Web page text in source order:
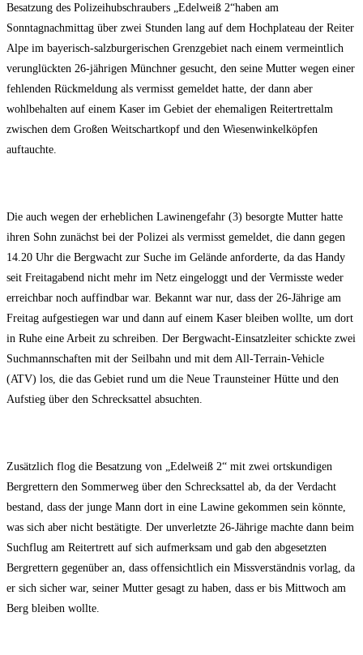
Besatzung des Polizeihubschraubers „Edelweiß 2“haben am
Sonntagnachmittag über zwei Stunden lang auf dem Hochplateau der Reiter
Alpe im bayerisch-salzburgerischen Grenzgebiet nach einem vermeintlich
verunglückten 26-jährigen Münchner gesucht, den seine Mutter wegen einer
fehlenden Rückmeldung als vermisst gemeldet hatte, der dann aber
wohlbehalten auf einem Kaser im Gebiet der ehemaligen Reitertrettalm
zwischen dem Großen Weitschartkopf und den Wiesenwinkelköpfen
auftauchte.
Die auch wegen der erheblichen Lawinengefahr (3) besorgte Mutter hatte
ihren Sohn zunächst bei der Polizei als vermisst gemeldet, die dann gegen
14.20 Uhr die Bergwacht zur Suche im Gelände anforderte, da das Handy
seit Freitagabend nicht mehr im Netz eingeloggt und der Vermisste weder
erreichbar noch auffindbar war. Bekannt war nur, dass der 26-Jährige am
Freitag aufgestiegen war und dann auf einem Kaser bleiben wollte, um dort
in Ruhe eine Arbeit zu schreiben. Der Bergwacht-Einsatzleiter schickte zwei
Suchmannschaften mit der Seilbahn und mit dem All-Terrain-Vehicle
(ATV) los, die das Gebiet rund um die Neue Traunsteiner Hütte und den
Aufstieg über den Schrecksattel absuchten.
Zusätzlich flog die Besatzung von „Edelweiß 2“ mit zwei ortskundigen
Bergrettern den Sommerweg über den Schrecksattel ab, da der Verdacht
bestand, dass der junge Mann dort in eine Lawine gekommen sein könnte,
was sich aber nicht bestätigte. Der unverletzte 26-Jährige machte dann beim
Suchflug am Reitertrett auf sich aufmerksam und gab den abgesetzten
Bergrettern gegenüber an, dass offensichtlich ein Missverständnis vorlag, da
er sich sicher war, seiner Mutter gesagt zu haben, dass er bis Mittwoch am
Berg bleiben wollte.